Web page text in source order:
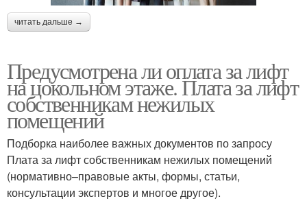
читать дальше →
Предусмотрена ли оплата за лифт
на цокольном этаже. Плата за лифт
собственникам нежилых
помещений
Подборка наиболее важных документов по запросу
Плата за лифт собственникам нежилых помещений
(нормативно–правовые акты, формы, статьи,
консультации экспертов и многое другое).